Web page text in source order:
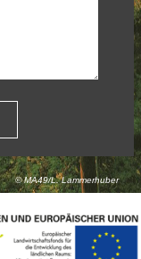
© MA49/L. Lammerhuber